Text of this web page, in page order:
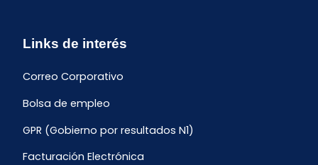
Links de interés
Correo Corporativo
Bolsa de empleo
GPR (Gobierno por resultados N1)
Facturación Electrónica